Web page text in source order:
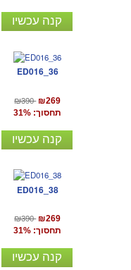
קנה עכשיו
ED016_36
₪390 ₪269
תחסוך: 31%
קנה עכשיו
ED016_38
₪390 ₪269
תחסוך: 31%
קנה עכשיו